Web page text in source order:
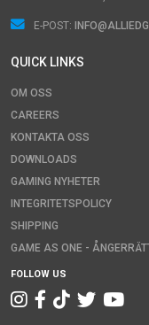
Vi använder
tillhandahålla
sådana
och analysföretag
E-POST:
QUICK LINKS
OM OSS
CAREERS
KONTAKTA OSS
DOWNLOADS
GAMING NYHETER
INTEGRITETSPOLICY
SHIPPING
GAME AS ONE -
FOLLOW US